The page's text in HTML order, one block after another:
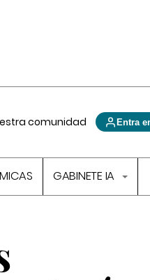
comunidad Entra
GABINETE IA